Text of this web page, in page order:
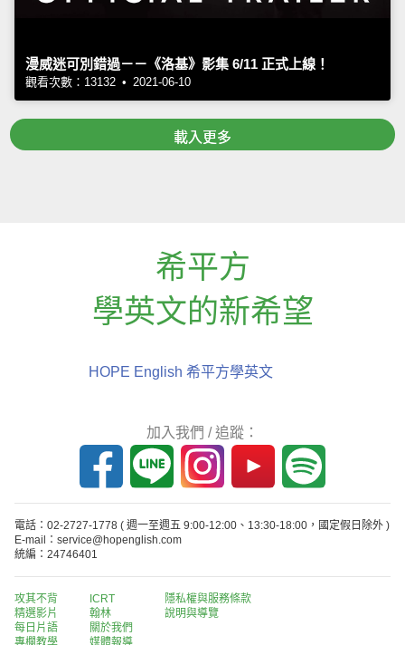
漫威迷可別錯過－－《洛基》影集 6/11 正式上線！
觀看次數：13132 • 2021-06-10
載入更多
希平方
學英文的新希望
HOPE English 希平方學英文
加入我們 / 追蹤：
電話：02-2727-1778 ( 週一至週五 9:00-12:00、13:30-18:00，國定假日除外 )
E-mail：service@hopenglish.com
統編：24746401
攻其不背
精選影片
每日片語
專欄教學
ICRT
翰林
關於我們
媒體報導
隱私權與服務條款
說明與導覽